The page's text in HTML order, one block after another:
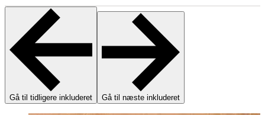
Gå til tidligere inkluderet Gå til næste inkluderet